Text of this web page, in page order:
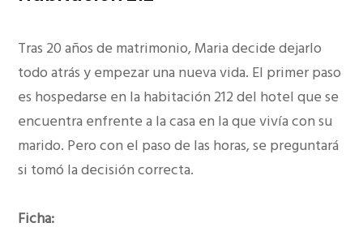
Tras 20 años de matrimonio, Maria decide dejarlo
todo atrás y empezar una nueva vida. El primer paso
es hospedarse en la habitación 212 del hotel que se
encuentra enfrente a la casa en la que vivía con su
marido. Pero con el paso de las horas, se preguntará
si tomó la decisión correcta.
Ficha: